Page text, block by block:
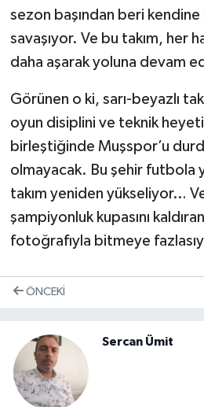
sezon başından beri kendine
savaşıyor. Ve bu takım, her
daha aşarak yoluna devam
Görünen o ki, sarı-beyazlı
oyun disiplini ve teknik
birleştiğinde Muşspor’u
olmayacak. Bu şehir futbola
takım yeniden yükseliyor…
şampiyonluk kupasını
fotoğrafıyla bitmeye
ÖNCEKI
Sercan Ümit